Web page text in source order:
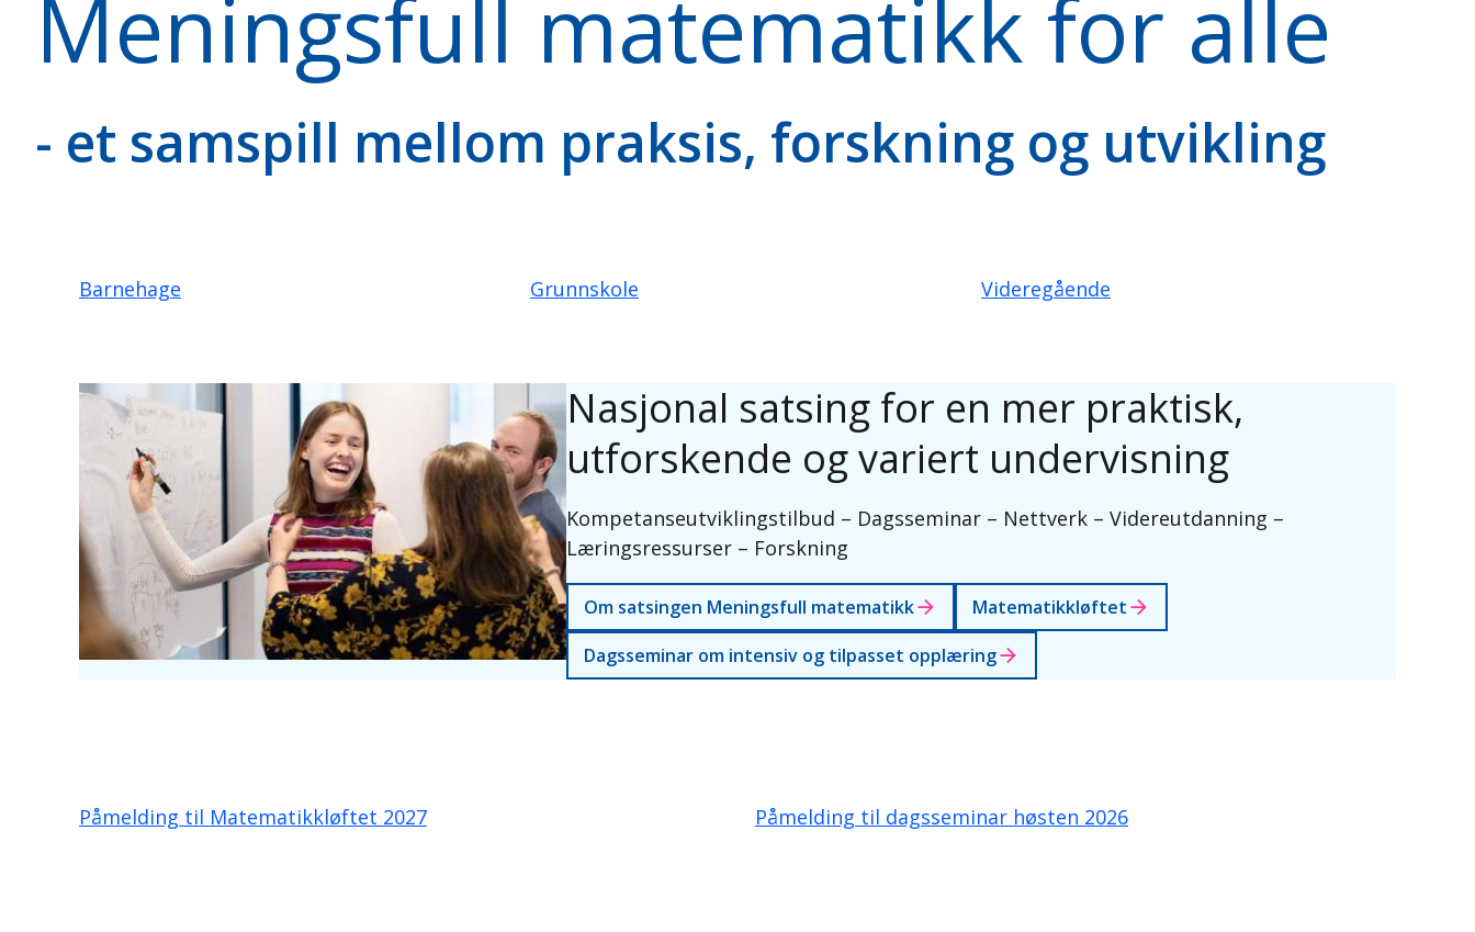
Meningsfull matematikk for alle
- et samspill mellom praksis, forskning og utvikling
Barnehage Grunnskole Videregående
Nasjonal satsing for en mer praktisk,
utforskende og variert undervisning
Kompetanseutviklingstilbud – Dagsseminar – Nettverk – Videreutdanning –
Læringsressurser – Forskning
Om satsingen Meningsfull matematikk
Matematikkløftet
Dagsseminar om intensiv og tilpasset opplæring
Påmelding til Matematikkløftet 2027 Påmelding til dagsseminar høsten 2026